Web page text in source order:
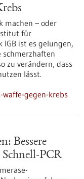
machen – oder
für
IGB ist es gelungen,
schmerzhaften
zu verändern, dass
lässt.
gegen-krebs
Bessere
PCR